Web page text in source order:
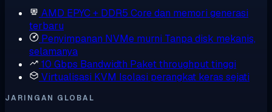
AMD EPYC + DDR5 Core dan memori generasi
terbaru
Penyimpanan NVMe murni Tanpa disk mekanis,
selamanya
10 Gbps Bandwidth Paket throughput tinggi
Virtualisasi KVM Isolasi perangkat keras sejati
JARINGAN GLOBAL